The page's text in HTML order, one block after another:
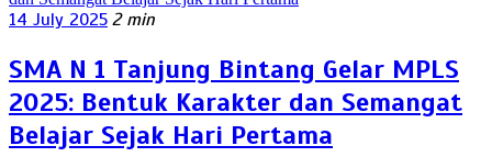
14 July 2025 2 min
SMA N 1 Tanjung Bintang Gelar MPLS
2025: Bentuk Karakter dan Semangat
Belajar Sejak Hari Pertama